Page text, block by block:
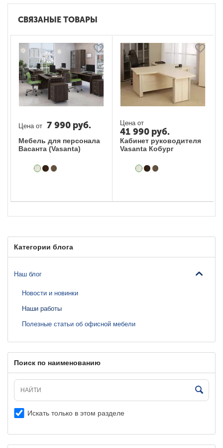
СВЯЗАНЫЕ ТОВАРЫ
Цена от 7 990 руб.
Мебель для персонала
Васанта (Vasanta)
Цена от
41 990 руб.
Кабинет руководителя
Vasanta Кобург
Категории блога
Наш блог
Новости и новинки
Наши работы
Полезные статьи об офисной мебели
Поиск по наименованию
Искать только в этом разделе